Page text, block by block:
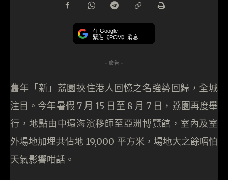
在 Google
緊貼《PCM》消息
- 廣告 -
舊年「新」荔園挾住港人回憶之名強勢回歸，全城
注目。今年暑假 7 月 15 日至 8 月 7 日，荔園再度舉
行，地點由中環海濱移師至亞洲博覽館，室內及室
外場地加埋共佔地 19,000 平方米，場地大之餘唔怕
天氣影響咁話。